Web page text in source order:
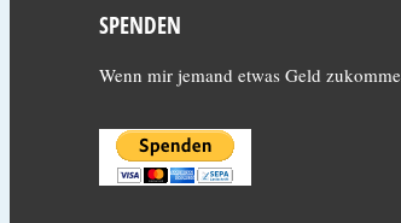
SPENDEN
Wenn mir jemand etwas Geld